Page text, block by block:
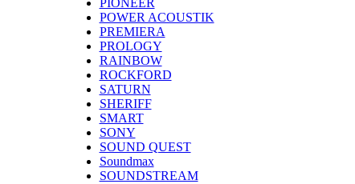
POWER ACOUSTIK
PREMIERA
PROLOGY
RAINBOW
ROCKFORD
SATURN
SHERIFF
SMART
SONY
SOUND QUEST
Soundmax
SOUNDSTREAM